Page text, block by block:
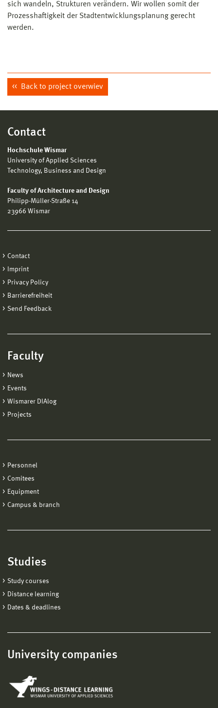
sich wandeln, Strukturen verändern. Wir wollen somit der
Prozesshaftigkeit der Stadtentwicklungsplanung gerecht
werden.
Back to project overwiev
Contact
Hochschule Wismar
University of Applied Sciences
Technology, Business and Design
Faculty of Architecture and Design
Philipp-Müller-Straße 14
23966 Wismar
Contact
Imprint
Privacy Policy
Barrierefreiheit
Send Feedback
Faculty
News
Events
Wismarer DIAlog
Projects
Personnel
Comitees
Equipment
Campus & branch
Studies
Study courses
Distance learning
Dates & deadlines
University companies